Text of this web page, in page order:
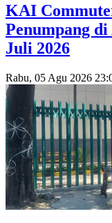
KAI
Penumpang
Juli 2026
Rabu, 05 Agu 2026